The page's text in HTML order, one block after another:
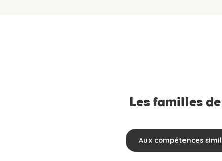
Les familles
Aux compétences